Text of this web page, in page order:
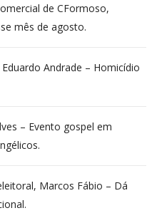
de CFormoso,
mês de agosto.
Andrade – Homicídio
– Evento gospel em
Marcos Fábio – Dá